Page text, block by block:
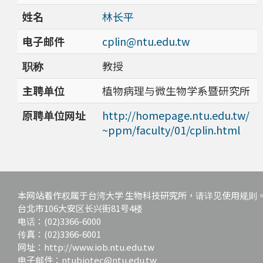
姓名
林长平
电子邮件
cplin@ntu.edu.tw
职称
教授
主聘单位
植物病理与微生物学系暨研究所
原聘单位网址
http://homepage.ntu.edu.tw/
~ppm/faculty/01/cplin.html
本网站着作权属于台湾大学 生物科技研究所，请详见使用规则
台北市106大安区长兴街81号4楼
电话：(02)3366-6000
传真：(02)3366-6001
网址：http://www.iob.ntu.edu.tw
电子邮件：ntubiotec@ntu.edu.tw